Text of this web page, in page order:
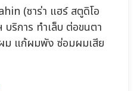
(ซาร่า แฮร์ สตูดิโอ
ริการ ทำเล็บ ต่อขนตา
ม แก้ผมพัง ซ่อมผมเสีย